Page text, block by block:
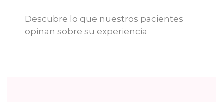
Descubre lo que nuestros pacientes
opinan sobre su experiencia